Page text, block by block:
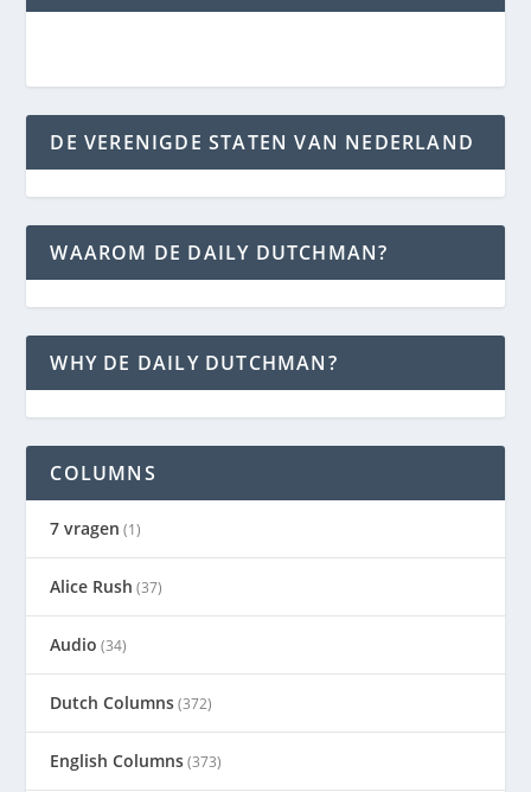
DE VERENIGDE STATEN VAN NEDERLAND
WAAROM DE DAILY DUTCHMAN?
WHY DE DAILY DUTCHMAN?
COLUMNS
7 vragen (1)
Alice Rush (37)
Audio (34)
Dutch Columns(372)
English Columns(373)